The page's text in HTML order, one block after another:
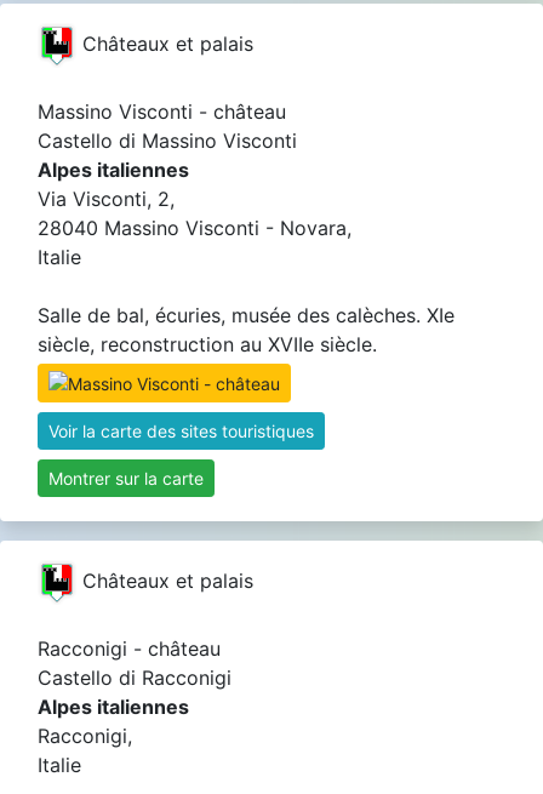
Châteaux et palais
Massino Visconti - château
Castello di Massino Visconti
Alpes italiennes
Via Visconti, 2,
28040 Massino Visconti - Novara,
Italie
Salle de bal, écuries, musée des calèches. XIe
siècle, reconstruction au XVIIe siècle.
Voir la carte des sites touristiques
Montrer sur la carte
Châteaux et palais
Racconigi - château
Castello di Racconigi
Alpes italiennes
Racconigi,
Italie